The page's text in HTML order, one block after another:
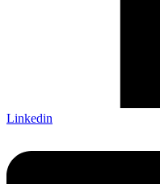
Linkedin